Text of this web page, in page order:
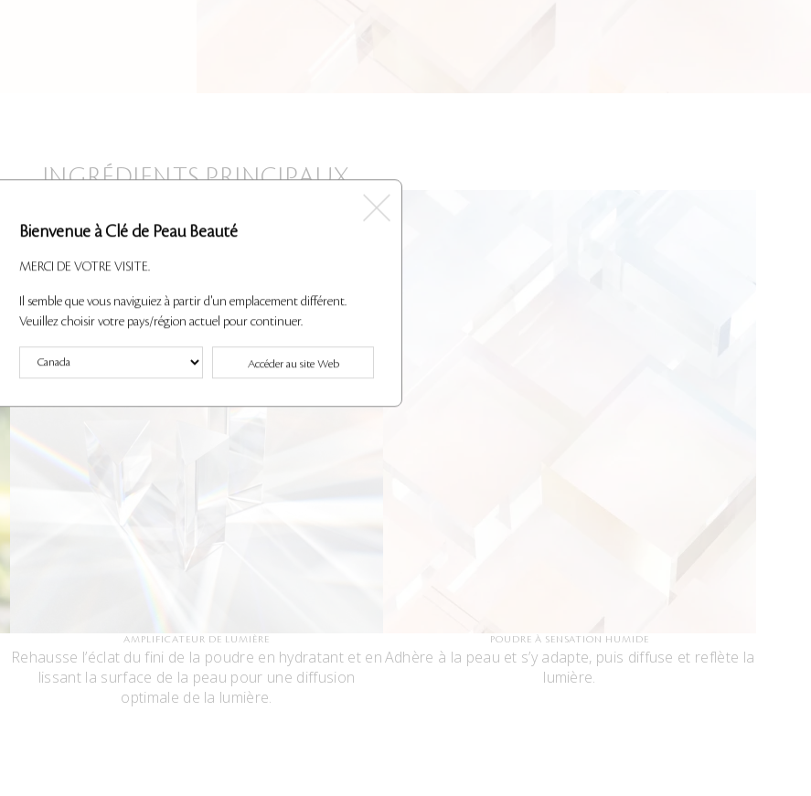
INGRÉDIENTS PRINCIPAUX
AMPLIFICATEUR DE LUMIÈRE
Rehausse l’éclat du fini de la poudre en hydratant et en
lissant la surface de la peau pour une diffusion
optimale de la lumière.
POUDRE À SENSATION HUMIDE
Adhère à la peau et s’y adapte, puis diffuse et reflète la
lumière.
Bienvenue à Clé de Peau Beauté
MERCI DE VOTRE VISITE.
Il semble que vous naviguiez à partir d'un emplacement différent.
Veuillez choisir votre pays/région actuel pour continuer.
Accéder au site Web